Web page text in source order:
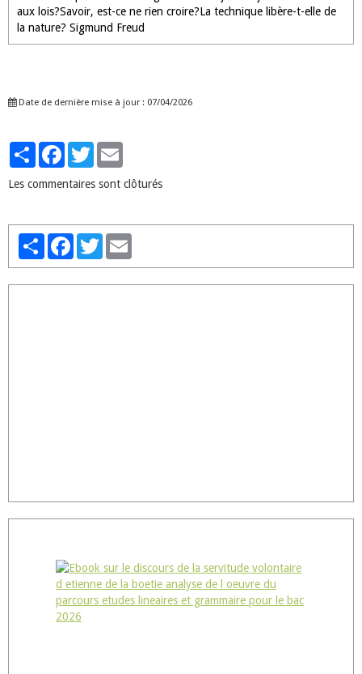
aux lois?Savoir, est-ce ne rien croire?La technique libère-t-elle de
la nature? Sigmund Freud
Date de dernière mise à jour : 07/04/2026
PartagerFacebookTwitter
Les commentaires sont clôturés
PartagerFacebookTwitter